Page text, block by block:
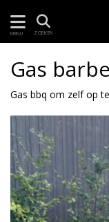
MENU ZOEKEN
Gas
Gas bbq om zelf op